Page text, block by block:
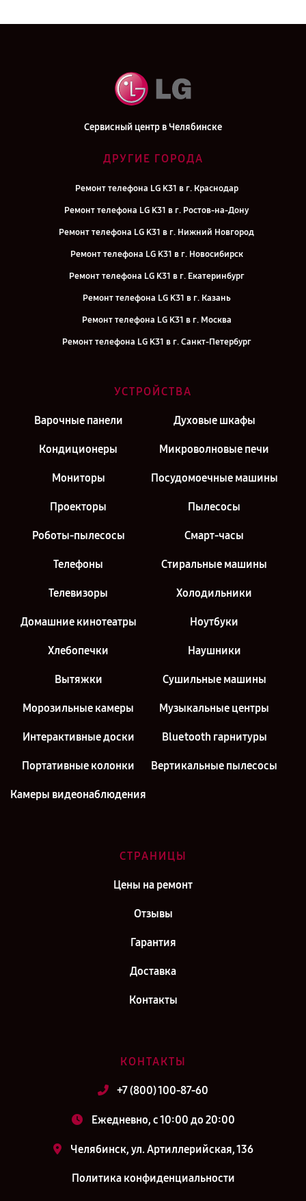
Сервисный центр в Челябинске
ДРУГИЕ ГОРОДА
Ремонт телефона LG K31 в г. Краснодар
Ремонт телефона LG K31 в г. Ростов-на-Дону
Ремонт телефона LG K31 в г. Нижний Новгород
Ремонт телефона LG K31 в г. Новосибирск
Ремонт телефона LG K31 в г. Екатеринбург
Ремонт телефона LG K31 в г. Казань
Ремонт телефона LG K31 в г. Москва
Ремонт телефона LG K31 в г. Санкт-Петербург
УСТРОЙСТВА
Варочные панели Духовые шкафы
Кондиционеры Микроволновые печи
Мониторы Посудомоечные машины
Проекторы Пылесосы
Роботы-пылесосы Смарт-часы
Телефоны Стиральные машины
Телевизоры Холодильники
Домашние кинотеатры Ноутбуки
Хлебопечки Наушники
Вытяжки Сушильные машины
Морозильные камеры Музыкальные центры
Интерактивные доски Bluetooth гарнитуры
Портативные колонки Вертикальные пылесосы
Камеры видеонаблюдения
СТРАНИЦЫ
Цены на ремонт
Отзывы
Гарантия
Доставка
Контакты
КОНТАКТЫ
+7 (800) 100-87-60
Ежедневно, с 10:00 до 20:00
Челябинск, ул. Артиллерийская, 136
Политика конфиденциальности